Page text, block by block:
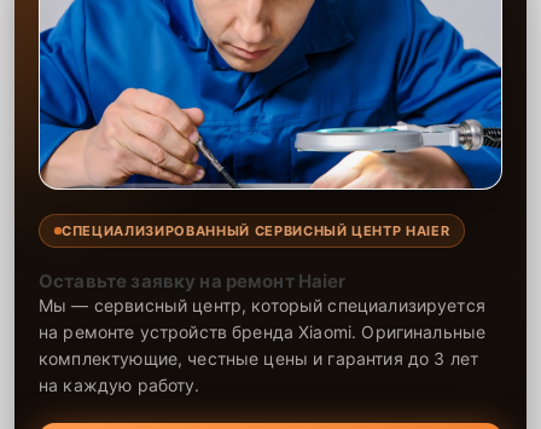
СПЕЦИАЛИЗИРОВАННЫЙ СЕРВИСНЫЙ ЦЕНТР HAIER
Оставьте заявку на ремонт Haier
Мы — сервисный центр, который специализируется
на ремонте устройств бренда Xiaomi. Оригинальные
комплектующие, честные цены и гарантия до 3 лет
на каждую работу.